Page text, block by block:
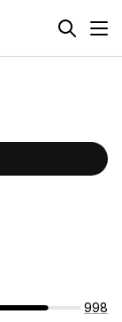
998